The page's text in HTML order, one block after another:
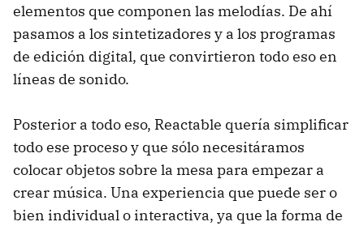
elementos que componen las melodías. De ahí
pasamos a los sintetizadores y a los programas
de edición digital, que convirtieron todo eso en
líneas de sonido.
Posterior a todo eso, Reactable quería simplificar
todo ese proceso y que sólo necesitáramos
colocar objetos sobre la mesa para empezar a
crear música. Una experiencia que puede ser o
bien individual o interactiva, ya que la forma de